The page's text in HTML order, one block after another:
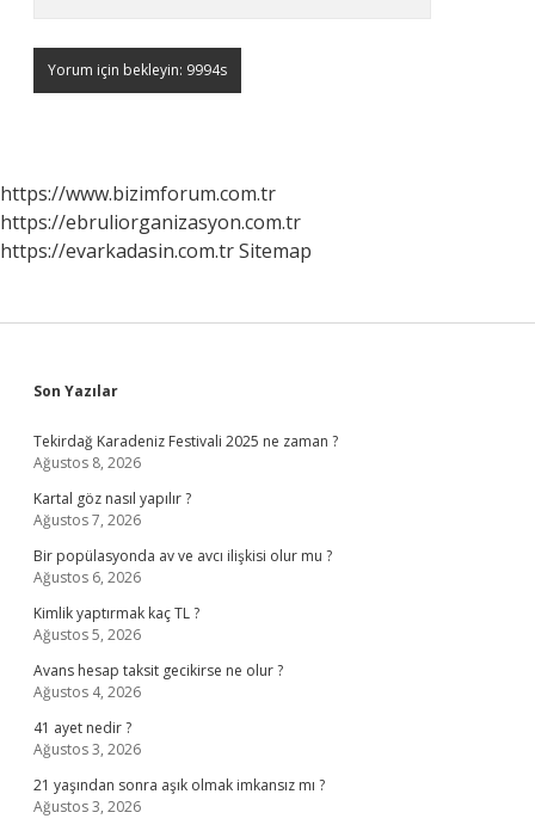
https://www.bizimforum.com.tr
https://ebruliorganizasyon.com.tr
https://evarkadasin.com.trSitemap
Sidebar
Son Yazılar
Tekirdağ Karadeniz Festivali 2025 ne zaman ?
Ağustos 8, 2026
Kartal göz nasıl yapılır ?
Ağustos 7, 2026
Bir popülasyonda av ve avcı ilişkisi olur mu ?
Ağustos 6, 2026
Kimlik yaptırmak kaç TL ?
Ağustos 5, 2026
Avans hesap taksit gecikirse ne olur ?
Ağustos 4, 2026
41 ayet nedir ?
Ağustos 3, 2026
21 yaşından sonra aşık olmak imkansız mı ?
Ağustos 3, 2026